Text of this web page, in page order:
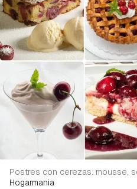
Postres con cerezas: mousse,
Hogarmania